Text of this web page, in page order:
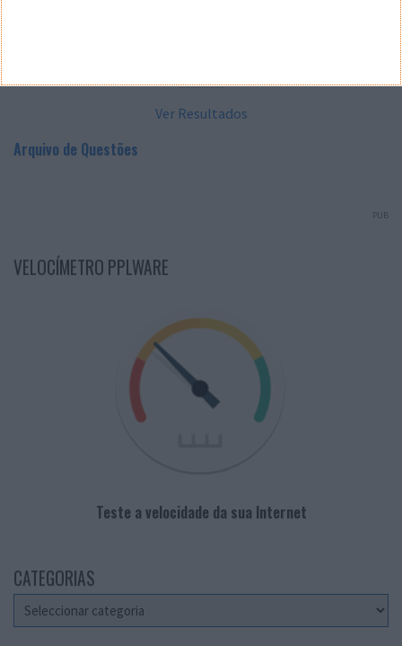
Ver Resultados
Arquivo de Questões
PUB
VELOCÍMETRO PPLWARE
Teste a velocidade da sua Internet
CATEGORIAS
Categorias